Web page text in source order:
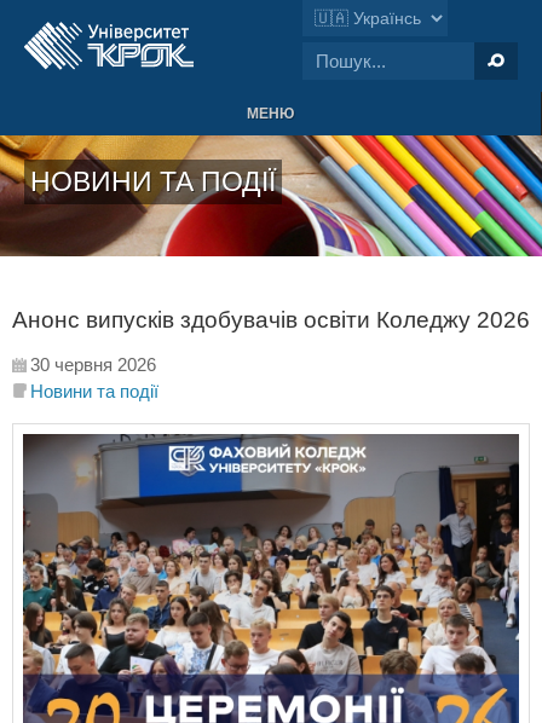
МЕНЮ
НОВИНИ ТА ПОДІЇ
Анонс випусків здобувачів освіти Коледжу 2026
30 червня 2026
Новини та події